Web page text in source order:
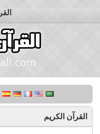
القرآن الكريم